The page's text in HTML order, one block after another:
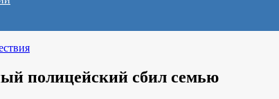
полицейский сбил семью